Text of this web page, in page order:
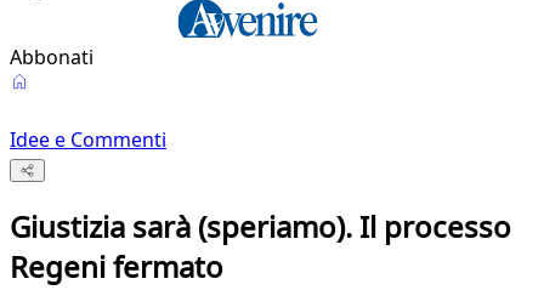
Abbonati
Idee e Commenti
Giustizia sarà (speriamo). Il processo
Regeni fermato